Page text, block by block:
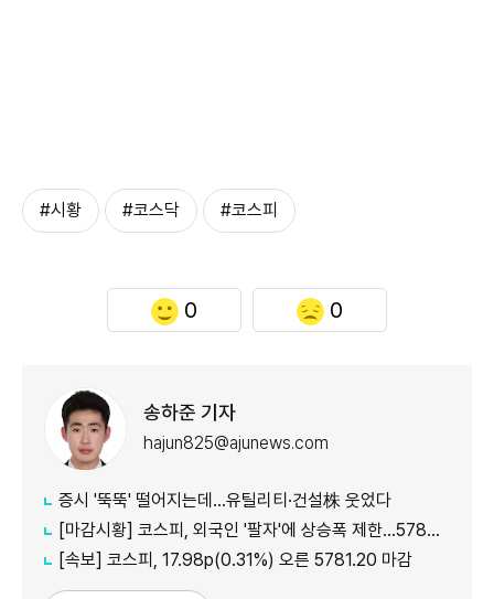
#시황 #코스닥 #코스피
0 0
송하준 기자
hajun825@ajunews.com
증시 '뚝뚝' 떨어지는데…유틸리티·건설株 웃었다
[마감시황] 코스피, 외국인 '팔자'에 상승폭 제한…5780선 마감
[속보] 코스피, 17.98p(0.31%) 오른 5781.20 마감